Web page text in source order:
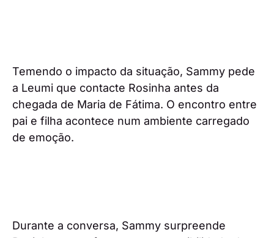
Temendo o impacto da situação, Sammy pede
a Leumi que contacte Rosinha antes da
chegada de Maria de Fátima. O encontro entre
pai e filha acontece num ambiente carregado
de emoção.
Durante a conversa, Sammy surpreende